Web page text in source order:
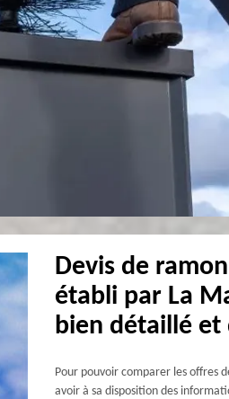
Devis de
établi par La
bien détaillé et
Pour pouvoir comparer les offres
avoir à sa disposition des